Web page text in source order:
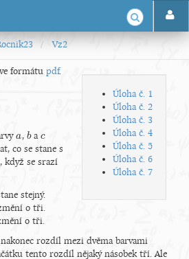
Vz2
Úloha č. 1
Úloha č. 2
Úloha č. 3
Úloha č. 4
Úloha č. 5
Úloha č. 6
Úloha č. 7
formátu pdf.
a
a, b
bac
c
co se stane s
když se srazí
stejný.
o tři.
o tři.
rozdíl mezi dvěma barvami
tento rozdíl nějaký násobek tří. Ale